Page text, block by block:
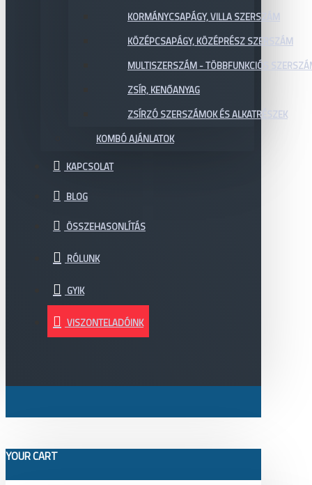
KORMÁNYCSAPÁGY, VILLA SZERSZÁM
KÖZÉPCSAPÁGY, KÖZÉPRÉSZ SZERSZÁM
MULTISZERSZÁM - TÖBBFUNKCIÓS
ZSÍR, KENŐANYAG
ZSÍRZÓ SZERSZÁMOK ÉS ALKATRÉSZEK
KOMBÓ AJÁNLATOK
KAPCSOLAT
BLOG
ÖSSZEHASONLÍTÁS
RÓLUNK
GYIK
VISZONTELADÓINK
YOUR CART